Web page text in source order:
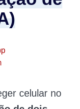
celular no